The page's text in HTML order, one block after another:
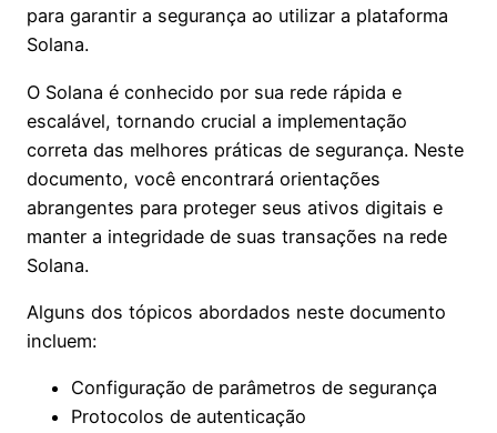
para garantir a segurança ao utilizar a plataforma
Solana.
O Solana é conhecido por sua rede rápida e
escalável, tornando crucial a implementação
correta das melhores práticas de segurança. Neste
documento, você encontrará orientações
abrangentes para proteger seus ativos digitais e
manter a integridade de suas transações na rede
Solana.
Alguns dos tópicos abordados neste documento
incluem:
Configuração de parâmetros de segurança
Protocolos de autenticação